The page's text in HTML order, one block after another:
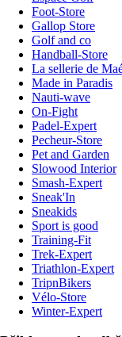
Foot-Store
Gallop Store
Golf and co
Handball-Store
La sellerie de
Made in Paradis
Nauti-wave
On-Fight
Padel-Expert
Pecheur-Store
Pet and Garden
Slowood Interior
Smash-Expert
Sneak'In
Sneakids
Sport is good
Training-Fit
Trek-Expert
Triathlon-Expert
TripnBikers
Vélo-Store
Winter-Expert